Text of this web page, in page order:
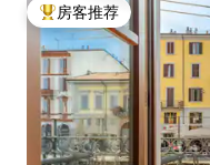
热门「房客推荐」
房客推荐